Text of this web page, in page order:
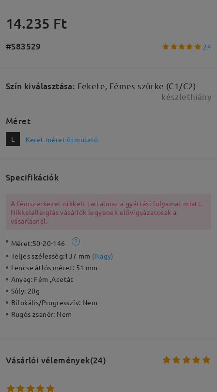
14.235 Ft
#S83529 24
Szín kiválasztása: Fekete, Fémes szürke (C1/C2)
készlethiány
Méret
L Keret méret útmutató
Specifikációk
A fémszerkezet nikkelt tartalmaz a gyártási folyamat miatt.
Nikkelallergiás vásárlók legyenek elővigyázatosak a
vásárlásnál.
Méret:50-20-146
Teljes szélesség:137 mm (Nagy)
Lencse átlós méret: 51 mm
Anyag: Fém ,Acetát
Súly: 20g
Bifokális/Progresszív: Nem
Rugós zsanér: Nem
Vásárlói vélemények(24)